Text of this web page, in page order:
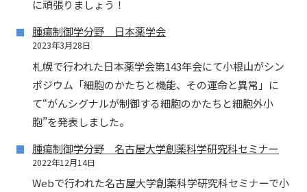
に頑張りましょう！
腫瘍制御学分野 日本薬学会
2023年3月28日
札幌で行われた日本薬学会第143年会にて小根山がシン
ポジウム「細胞のかたちと機能、その運命と異常」に
て“がんシグナルが制御する細胞のかたちと細胞外小
胞”を発表しました。
腫瘍制御学分野 名古屋大学創薬科学研究科セミナー
2022年12月14日
Webで行われた名古屋大学創薬科学研究科セミナーで小